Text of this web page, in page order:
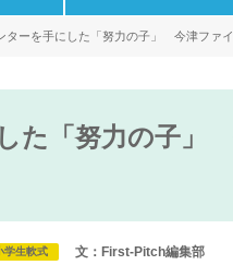
ターを手にした「努力の子」 今津ファ
た「努力の子」
学生軟式 文：First-Pitch編集部